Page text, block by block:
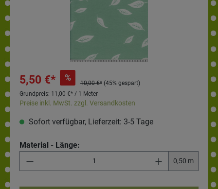
5,50 €* %
10,00 €* (45% gespart)
Grundpreis: 11,00 €* / 1 Meter
Preise inkl. MwSt. zzgl. Versandkosten
Sofort verfügbar, Lieferzeit: 3-5 Tage
Material - Länge:
0,50 m